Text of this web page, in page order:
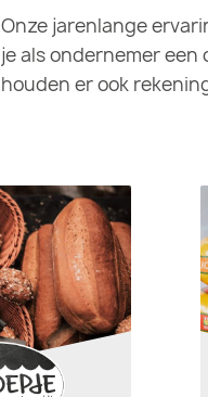
Onze jarenlange
je als ondernemer
houden er ook